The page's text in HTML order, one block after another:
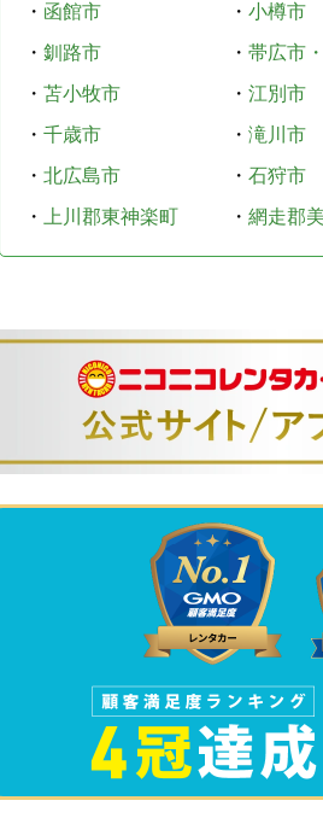
・ 函館市 ・ 小樽市
・ 釧路市 ・ 帯広市
・ 苫小牧市 ・ 江別市
・ 千歳市 ・ 滝川市
・ 北広島市 ・ 石狩市
・
上川郡東神楽町 ・ 網走郡